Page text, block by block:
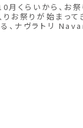
月くらいから、お
お祭りが始まって
、ナヴラトリ